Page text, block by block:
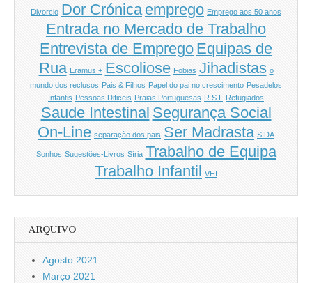
Divorcio Dor Crónica emprego Emprego aos 50 anos
Entrada no Mercado de Trabalho
Entrevista de Emprego Equipas de
Rua Eramus + Escoliose Fobias Jihadistas o
mundo dos reclusos Pais & Filhos Papel do pai no crescimento Pesadelos
Infantis Pessoas Dificeis Praias Portuguesas R.S.I. Refugiados
Saude Intestinal Segurança Social
On-Line separação dos pais Ser Madrasta SIDA
Sonhos Sugestões-Livros Síria Trabalho de Equipa
Trabalho Infantil
VHI
ARQUIVO
Agosto 2021
Março 2021